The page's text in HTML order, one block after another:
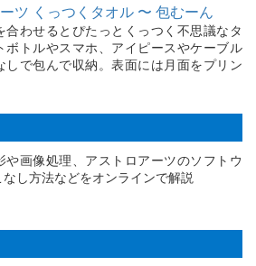
ツ くっつくタオル 〜 包むーん
合わせるとぴたっとくっつく不思議なタ
ボトルやスマホ、アイピースやケーブル
しで包んで収納。表面には月面をプリン
や画像処理、アストロアーツのソフトウ
なし方法などをオンラインで解説